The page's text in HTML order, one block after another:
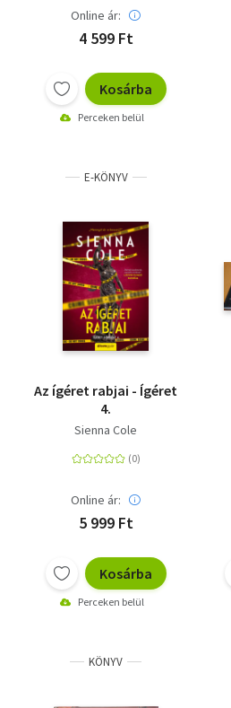
Online ár:
4 599 Ft
Kosárba
Perceken belül
E-KÖNYV
Az ígéret rabjai - Ígéret
4.
Sienna Cole
Online ár:
5 999 Ft
Kosárba
Perceken belül
KÖNYV